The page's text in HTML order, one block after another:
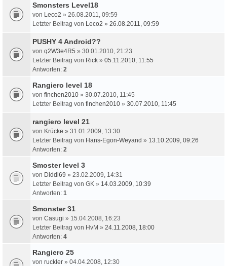
Smonsters Level18
von Leco2 » 26.08.2011, 09:59
Letzter Beitrag von Leco2 » 26.08.2011, 09:59
PUSHY 4 Android??
von q2W3e4R5 » 30.01.2010, 21:23
Letzter Beitrag von Rick » 05.11.2010, 11:55
Antworten: 2
Rangiero level 18
von finchen2010 » 30.07.2010, 11:45
Letzter Beitrag von finchen2010 » 30.07.2010, 11:45
rangiero level 21
von Krücke » 31.01.2009, 13:30
Letzter Beitrag von Hans-Egon-Weyand » 13.10.2009, 09:26
Antworten: 2
Smoster level 3
von Diddi69 » 23.02.2009, 14:31
Letzter Beitrag von GK » 14.03.2009, 10:39
Antworten: 1
Smonster 31
von Casugi » 15.04.2008, 16:23
Letzter Beitrag von HvM » 24.11.2008, 18:00
Antworten: 4
Rangiero 25
von ruckler » 04.04.2008, 12:30